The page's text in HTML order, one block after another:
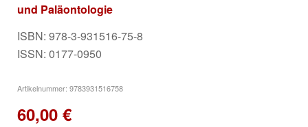
und Paläontologie
ISBN: 978-3-931516-75-8
ISSN: 0177-0950
Artikelnummer: 9783931516758
60,00 €